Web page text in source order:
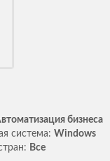
бизнеса
система: Windows
Все